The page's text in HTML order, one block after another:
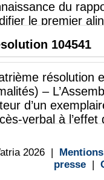
généralement
société ou
plus
ou
objets
du
le premier
a pour
104541
résolution
–
d’un
verbal à
2026 |
presse |